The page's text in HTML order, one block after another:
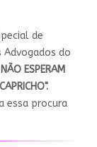
de
Advogados do
ESPERAM
essa procura